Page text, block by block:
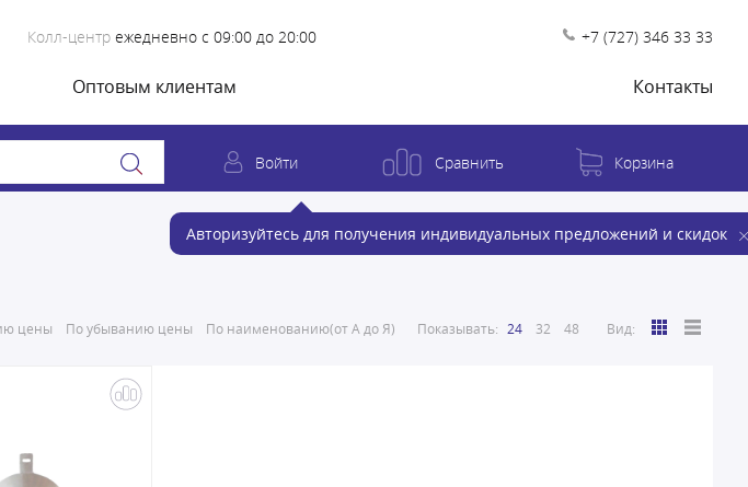
Колл-центр ежедневно с 09:00 до 20:00 +7 (727) 346 33 33
Оптовым клиентам Контакты
Войти
Авторизуйтесь для получения индивидуальных предложений и скидок
Сравнить Корзина
цены По убыванию цены По наименованию(от А до Я) Показывать: 24 32 48 Вид: